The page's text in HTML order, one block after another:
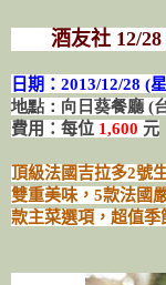
酒友社 12/
日期：2013/12/28 (
地點：向日葵餐廳 (
費用：每位 1,600 元
頂級法國吉拉多2號
雙重美味，5款法國
款主菜選項，超值季